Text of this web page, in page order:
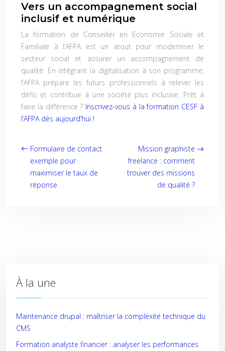
Vers un accompagnement social
inclusif et numérique
La formation de Conseiller en Economie Sociale et
Familiale à l’AFPA est un atout pour moderniser le
secteur social et assurer un accompagnement de
qualité. En intégrant la digitalisation à son programme,
l’AFPA prépare les futurs professionnels à relever les
défis et contribue à une société plus inclusive. Prêt à
faire la différence ? Inscrivez-vous à la formation CESF à
l’AFPA dès aujourd’hui !
Formulaire de contact
exemple pour
maximiser le taux de
réponse
Mission graphiste
freelance : comment
trouver des missions
de qualité ?
À la une
Maintenance drupal : maîtriser la complexité technique du
CMS
Formation analyste financier : analyser les performances